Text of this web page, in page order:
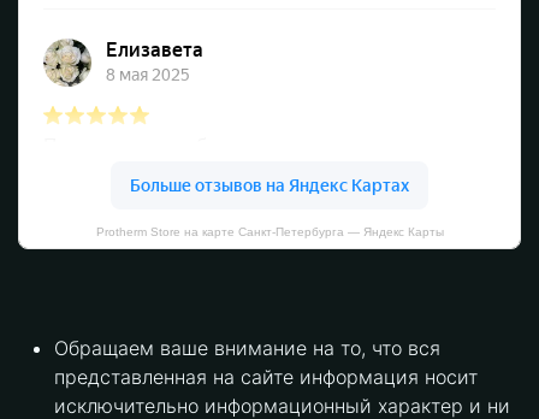
Protherm Store на карте Санкт‑Петербурга — Яндекс Карты
Обращаем ваше внимание на то, что вся
представленная на сайте информация носит
исключительно информационный характер и ни